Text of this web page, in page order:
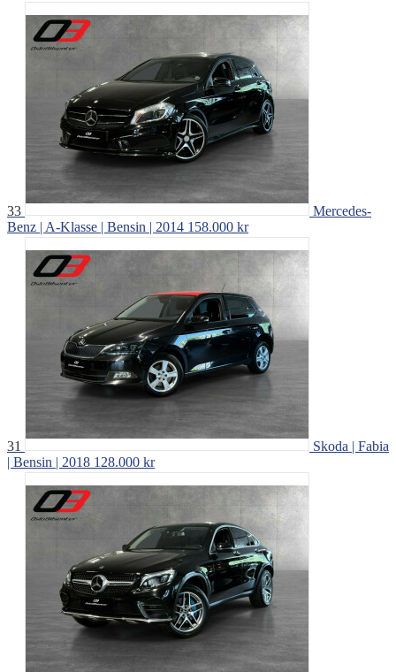
33
Mercedes-
Benz | A-Klasse | Bensin | 2014 158.000 kr
31
Skoda | Fabia
| Bensin | 2018 128.000 kr